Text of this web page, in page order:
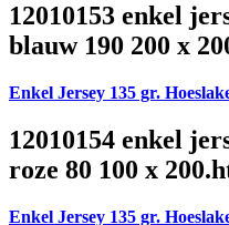
12010153 enkel
blauw 190 200 x
Enkel Jersey 135 gr.
12010154 enkel
roze 80 100 x
Enkel Jersey 135 gr.